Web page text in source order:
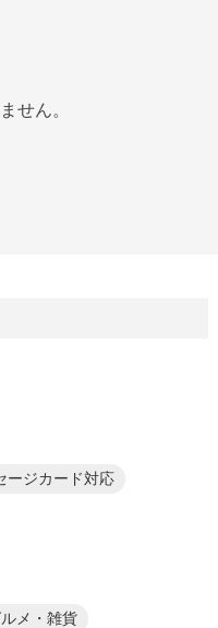
せん。
ージカード対応
メ・雑貨